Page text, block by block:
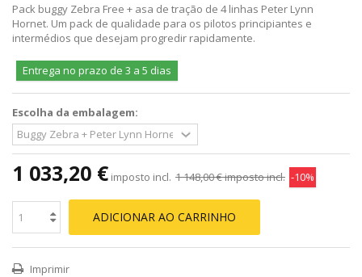
Pack buggy Zebra Free + asa de tração de 4 linhas Peter Lynn
Hornet. Um pack de qualidade para os pilotos principiantes e
intermédios que desejam progredir rapidamente.
Entrega no prazo de 3 a 5 dias
Escolha da embalagem:
1 033,20 € imposto incl. 1 148,00 €imposto incl. -10%
ADICIONAR AO CARRINHO
Imprimir